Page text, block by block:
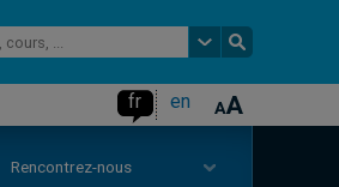
fr en
Rencontrez-nous